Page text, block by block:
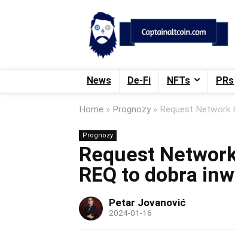
News De-Fi NFTs PRs
Home » Prognozy» Request Network
Prognozy
Request
REQ to dobra
Petar Jovanović
2024-01-16